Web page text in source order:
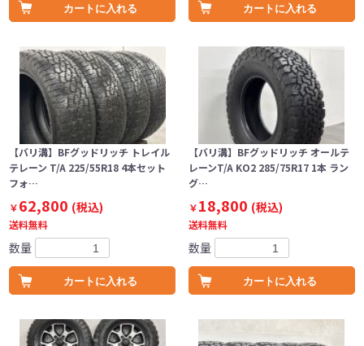
カートに入れる カートに入れる
【バリ溝】BFグッドリッチ トレイル
テレーン T/A 225/55R18 4本セット
フォ…
￥62,800 (税込)
送料無料
数量
カートに入れる
【バリ溝】BFグッドリッチ オールテ
レーンT/A KO2 285/75R17 1本 ラン
グ…
￥18,800 (税込)
送料無料
数量
カートに入れる